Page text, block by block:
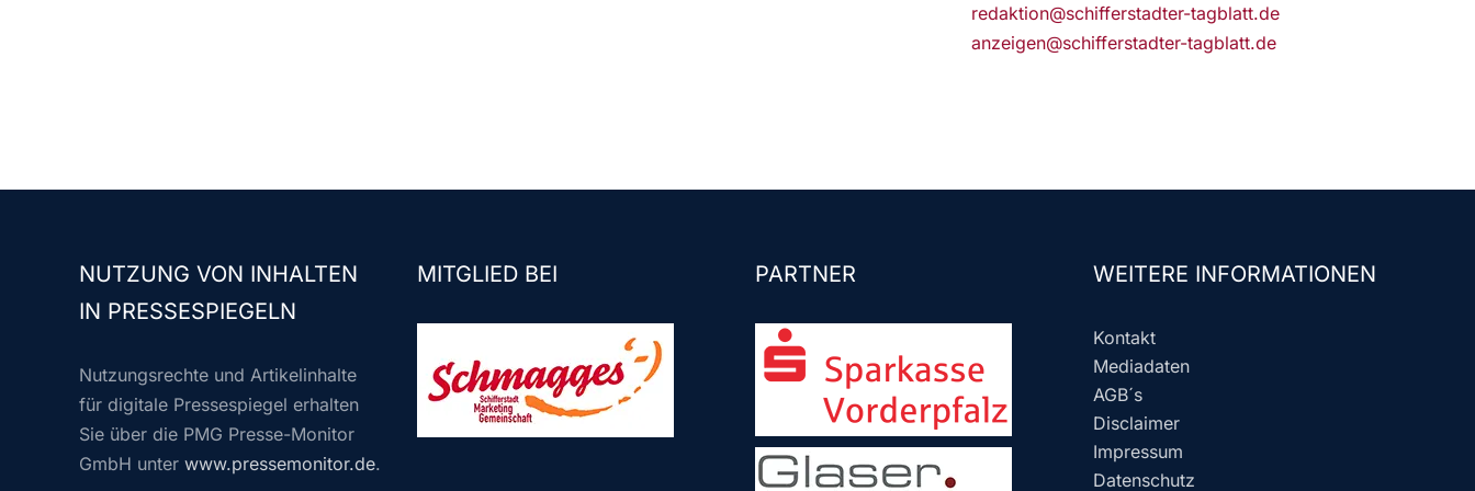
redaktion@schifferstadter-tagblatt.de
anzeigen@schifferstadter-tagblatt.de
NUTZUNG VON INHALTEN
IN PRESSESPIEGELN
Nutzungsrechte und Artikelinhalte
für digitale Pressespiegel erhalten
Sie über die PMG Presse-Monitor
GmbH unter www.pressemonitor.de.
MITGLIED BEI PARTNER WEITERE INFORMATIONEN
Kontakt
Mediadaten
AGB´s
Disclaimer
Impressum
Datenschutz